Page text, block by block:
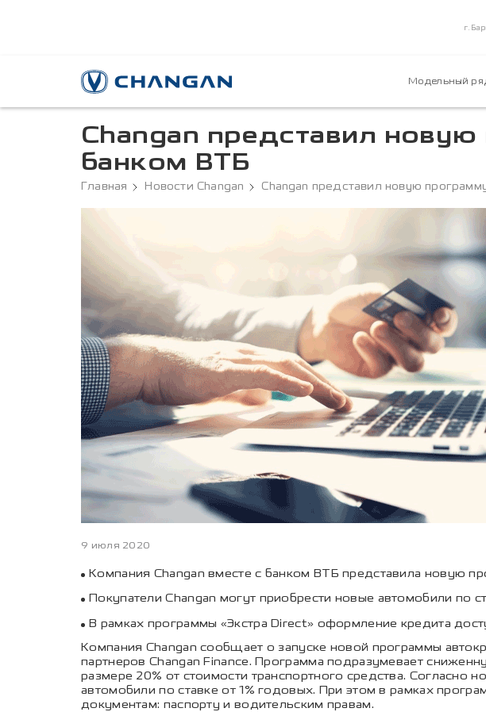
Модельный
Changan представил
банком ВТБ
Главная Новости Changan Changan представил новую
9 июля 2020
Компания Changan вместе с банком ВТБ представила новую
Покупатели Changan могут приобрести новые автомобили по
В рамках программы «Экстра Direct» оформление кредита
Компания Changan сообщает о запуске новой программы
партнеров Changan Finance. Программа подразумевает
размере 20% от стоимости транспортного средства. Согласно
автомобили по ставке от 1% годовых. При этом в рамках
документам: паспорту и водительским правам.